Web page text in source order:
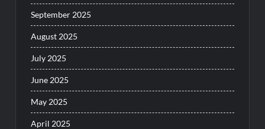
September 2025
August 2025
July 2025
June 2025
May 2025
April 2025